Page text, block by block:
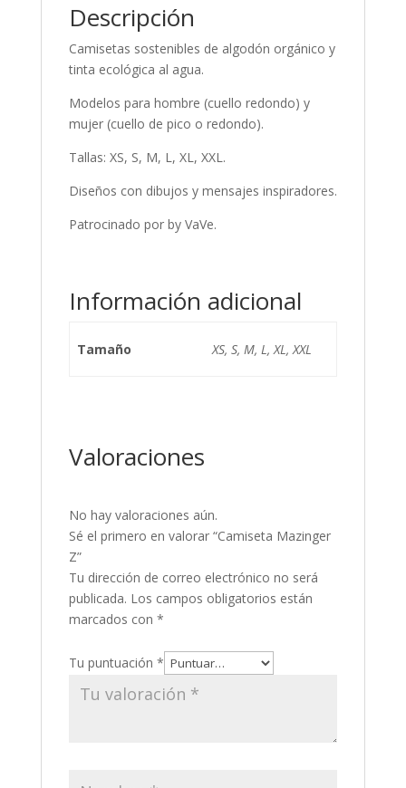
Descripción
Camisetas sostenibles de algodón orgánico y
tinta ecológica al agua.
Modelos para hombre (cuello redondo) y
mujer (cuello de pico o redondo).
Tallas: XS, S, M, L, XL, XXL.
Diseños con dibujos y mensajes inspiradores.
Patrocinado por by VaVe.
Información adicional
Tamaño XS, S, M, L, XL, XXL
Valoraciones
No hay valoraciones aún.
Sé el primero en valorar “Camiseta Mazinger
Z”
Tu dirección de correo electrónico no será
publicada. Los campos obligatorios están
marcados con *
Tu puntuación *